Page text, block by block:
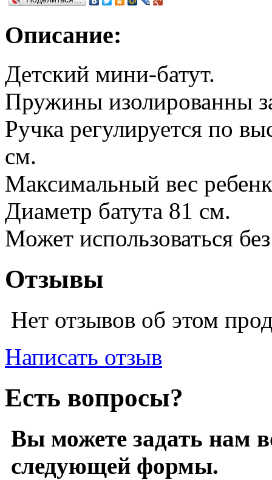
Описание:
Детский мини-батут.
Пружины изолированны
Ручка регулируется по
см.
Максимальный вес
Диаметр батута 81 см.
Может использоваться
Отзывы
Нет отзывов об этом
Написать отзыв
Есть вопросы?
Вы можете задать нам
следующей формы.